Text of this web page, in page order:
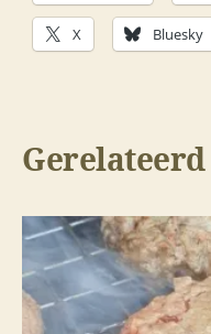
X Bluesky
Gerelateerd